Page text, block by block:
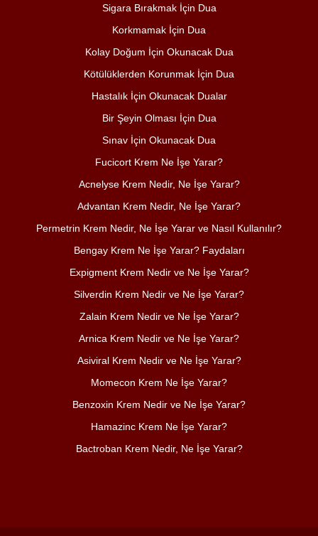
Sigara Bırakmak İçin Dua
Korkmamak İçin Dua
Kolay Doğum İçin Okunacak Dua
Kötülüklerden Korunmak İçin Dua
Hastalık İçin Okunacak Dualar
Bir Şeyin Olması İçin Dua
Sınav İçin Okunacak Dua
Fucicort Krem Ne İşe Yarar?
Acnelyse Krem Nedir, Ne İşe Yarar?
Advantan Krem Nedir, Ne İşe Yarar?
Permetrin Krem Nedir, Ne İşe Yarar ve Nasıl Kullanılır?
Bengay Krem Ne İşe Yarar? Faydaları
Expigment Krem Nedir ve Ne İşe Yarar?
Silverdin Krem Nedir ve Ne İşe Yarar?
Zalain Krem Nedir ve Ne İşe Yarar?
Arnica Krem Nedir ve Ne İşe Yarar?
Asiviral Krem Nedir ve Ne İşe Yarar?
Momecon Krem Ne İşe Yarar?
Benzoxin Krem Nedir ve Ne İşe Yarar?
Hamazinc Krem Ne İşe Yarar?
Bactroban Krem Nedir, Ne İşe Yarar?